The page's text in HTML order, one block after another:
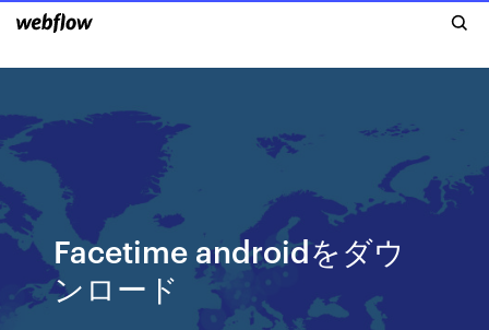
Facetime androidをダウ
ンロード